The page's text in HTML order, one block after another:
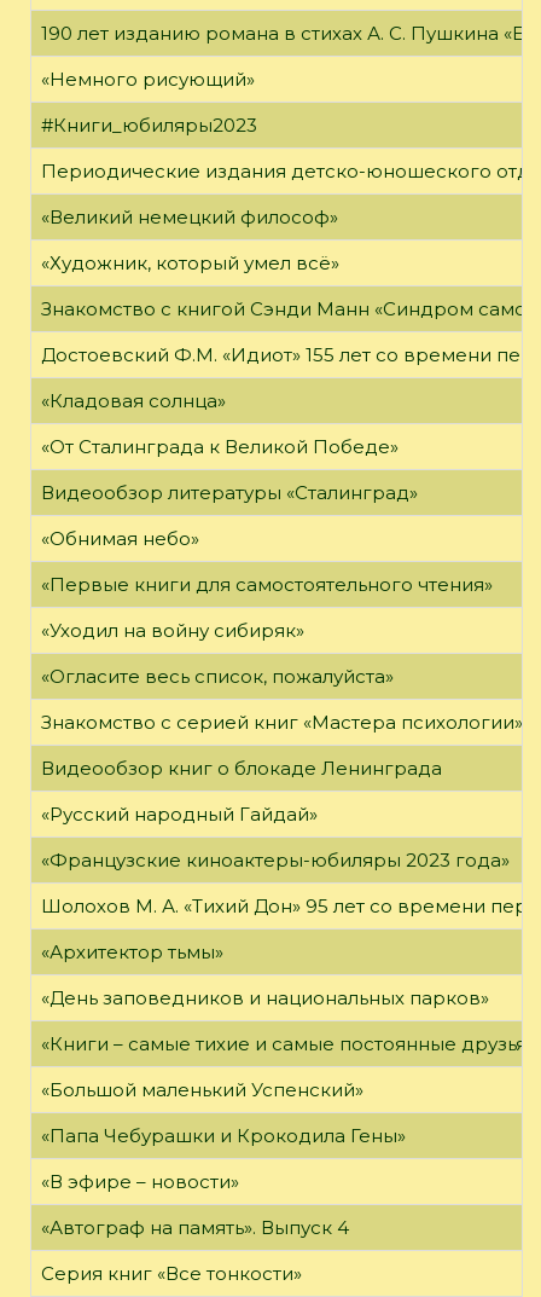
190 лет изданию романа в стихах А. С. Пушкина
«Немного рисующий»
#Книги_юбиляры2023
Периодические издания детско-юношеского
«Великий немецкий философ»
«Художник, который умел всё»
Знакомство с книгой Сэнди Манн «Синдром
Достоевский Ф.М. «Идиот» 155 лет со времени
«Кладовая солнца»
«От Сталинграда к Великой Победе»
Видеообзор литературы «Сталинград»
«Обнимая небо»
«Первые книги для самостоятельного чтения»
«Уходил на войну сибиряк»
«Огласите весь список, пожалуйста»
Знакомство с серией книг «Мастера психологии»
Видеообзор книг о блокаде Ленинграда
«Русский народный Гайдай»
«Французские киноактеры-юбиляры 2023 года»
Шолохов М. А. «Тихий Дон» 95 лет со времени
«Архитектор тьмы»
«День заповедников и национальных парков»
«Книги – самые тихие и самые постоянные
«Большой маленький Успенский»
«Папа Чебурашки и Крокодила Гены»
«В эфире – новости»
«Автограф на память». Выпуск 4
Серия книг «Все тонкости»